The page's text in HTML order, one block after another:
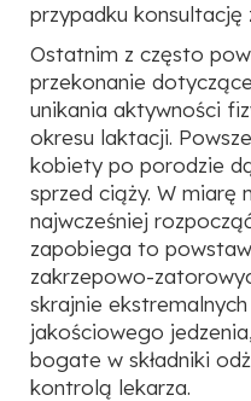
przypadku konsultację
Ostatnim z często
przekonanie
unikania aktywności
okresu laktacji.
kobiety po porodzie
sprzed ciąży. W miarę
najwcześniej
zapobiega to
zakrzepowo-
skrajnie
jakościowego
bogate w składniki
kontrolą lekarza.